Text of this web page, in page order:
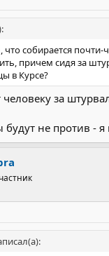
и стоят
,
juru_pajegos/
и нашел интресную
незнает границ
что собирается
причем сидя за
в Курсе?
человеку за
не против - я